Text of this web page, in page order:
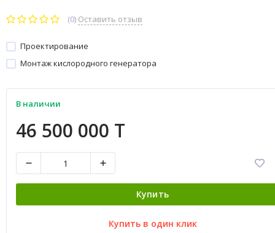
(0) Оставить отзыв
Проектирование
Монтаж кислородного генератора
В наличии
46 500 000 T
Купить
Купить в один клик